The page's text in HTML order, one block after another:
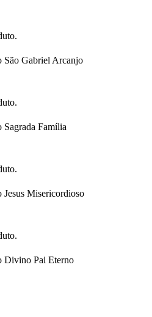
São Gabriel Arcanjo
Sagrada Família
Jesus Misericordioso
Divino Pai Eterno